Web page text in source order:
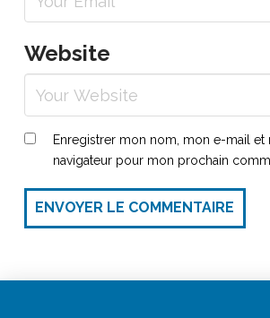
Website
Enregistrer mon nom, mon e-mail et
navigateur pour mon prochain
ENVOYER LE COMMENTAIRE